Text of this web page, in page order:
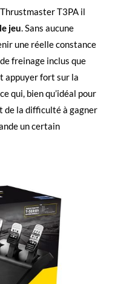
T3PA il
jeu. Sans aucune
une réelle constance
freinage inclus que
appuyer fort sur la
qui, bien qu’idéal pour
de la difficulté à gagner
un certain